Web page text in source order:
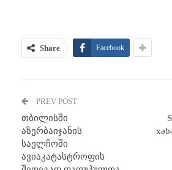
Share Facebook
PREV POST
თბილისში
აზერბაიჯანის
საელჩოში
ავიაკატასტროფის